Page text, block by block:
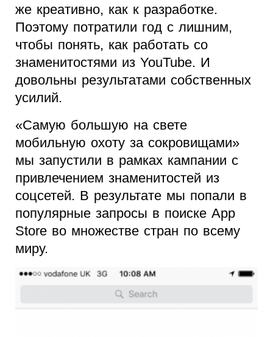
же креативно, как к разработке.
Поэтому потратили год с лишним,
чтобы понять, как работать со
знаменитостями из YouTube. И
довольны результатами собственных
усилий.
«Самую большую на свете
мобильную охоту за сокровищами»
мы запустили в рамках кампании с
привлечением знаменитостей из
соцсетей. В результате мы попали в
популярные запросы в поиске App
Store во множестве стран по всему
миру.